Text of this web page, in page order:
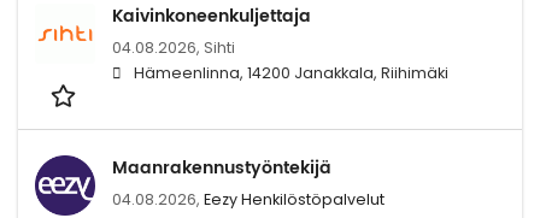
Kaivinkoneenkuljettaja
04.08.2026, Sihti
Hämeenlinna, 14200 Janakkala, Riihimäki
Maanrakennustyöntekijä
04.08.2026, Eezy Henkilöstöpalvelut